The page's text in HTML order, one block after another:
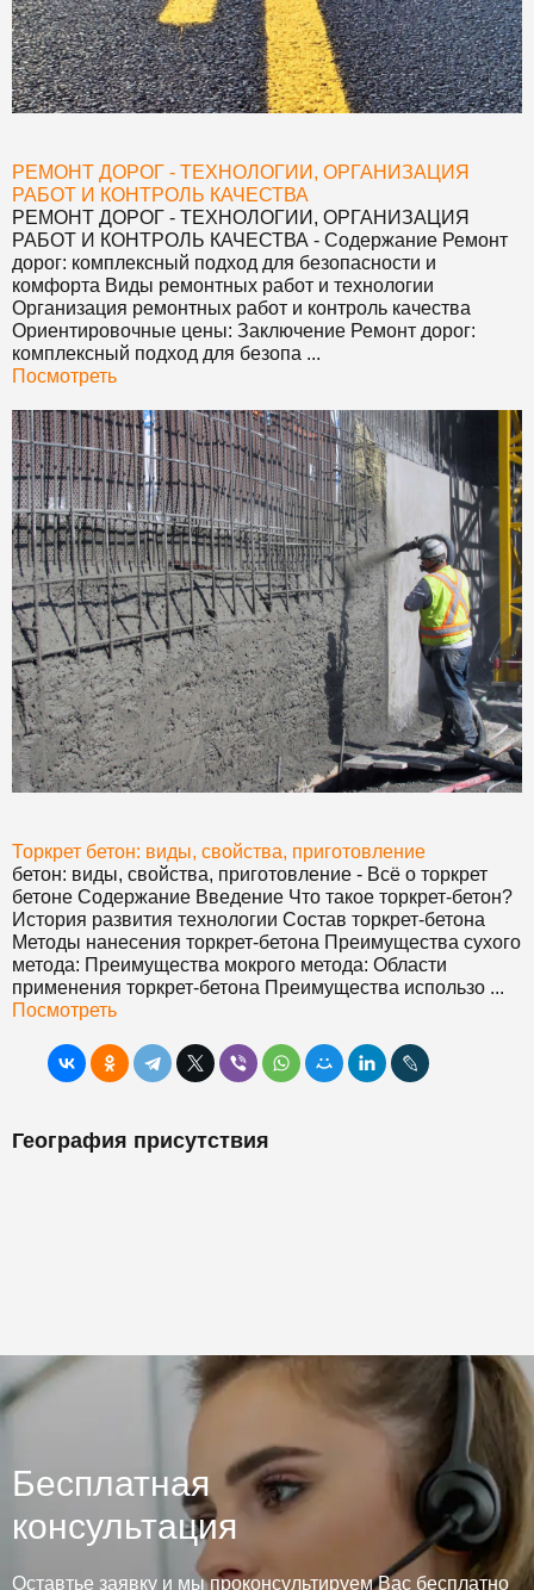
РЕМОНТ ДОРОГ - ТЕХНОЛОГИИ, ОРГАНИЗАЦИЯ
РАБОТ И КОНТРОЛЬ КАЧЕСТВА
РЕМОНТ ДОРОГ - ТЕХНОЛОГИИ, ОРГАНИЗАЦИЯ
РАБОТ И КОНТРОЛЬ КАЧЕСТВА - Содержание Ремонт
дорог: комплексный подход для безопасности и
комфорта Виды ремонтных работ и технологии
Организация ремонтных работ и контроль качества
Ориентировочные цены: Заключение Ремонт дорог:
комплексный подход для безопа ...
Посмотреть
Торкрет бетон: виды, свойства, приготовление
бетон: виды, свойства, приготовление - Всё о торкрет
бетоне Содержание Введение Что такое торкрет-бетон?
История развития технологии Состав торкрет-бетона
Методы нанесения торкрет-бетона Преимущества сухого
метода: Преимущества мокрого метода: Области
применения торкрет-бетона Преимущества использо ...
Посмотреть
География присутствия
Бесплатная
консультация
Оставтье заявку и мы проконсультируем Вас бесплатно